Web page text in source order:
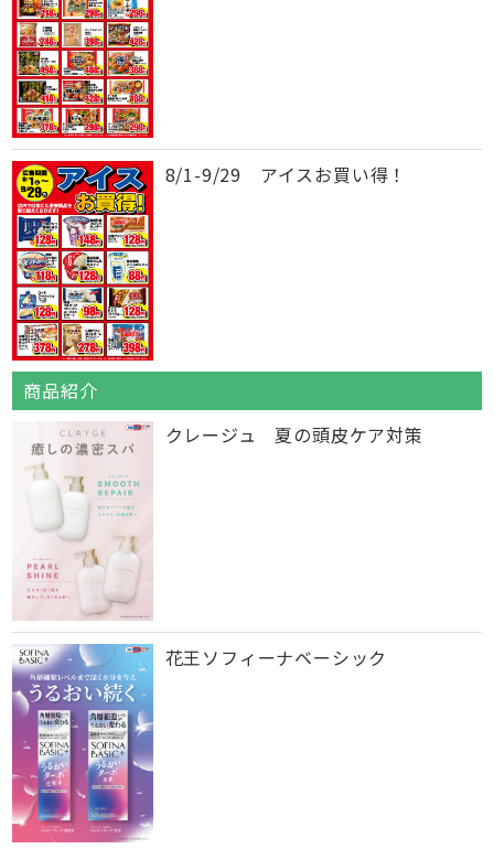
8/1-9/29 アイスお買い得！
商品紹介
クレージュ 夏の頭皮ケア対策
花王ソフィーナベーシック